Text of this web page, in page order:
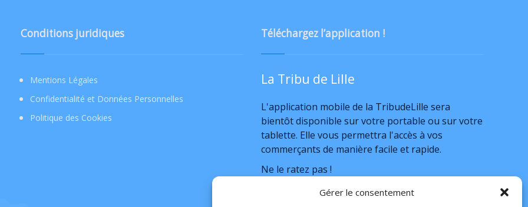
Gérer le consentement
Conditions juridiques
Mentions Légales
Confidentialité et Données Personnelles
Politique des Cookies
Téléchargez l’application !
La Tribu de Lille
L'application mobile de la TribudeLille sera
bientôt disponible sur votre portable ou sur votre
tablette. Elle vous permettra l'accès à vos
commerçants de manière facile et rapide.
Ne le ratez pas !